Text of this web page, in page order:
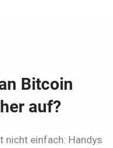
Bitcoin
auf?
nicht einfach: Handys